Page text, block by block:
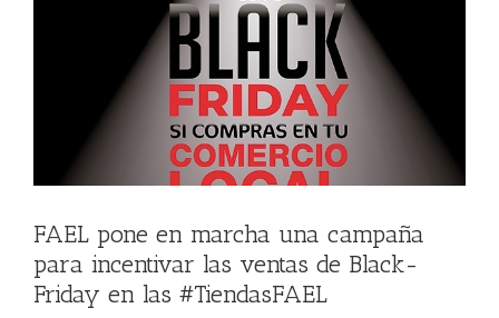
FAEL pone en marcha una campaña
para incentivar las ventas de Black-
Friday en las #TiendasFAEL